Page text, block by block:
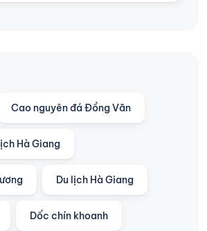
Cao nguyên đá Đồng Văn
Hà Giang
Du lịch Hà Giang
Dốc chín khoanh